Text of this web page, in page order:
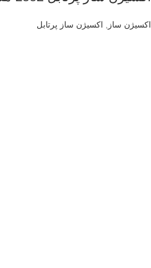
اکسیژن ساز اکسیژن ساز پرتابل